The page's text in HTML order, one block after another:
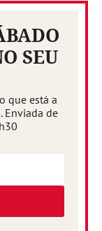
SEU
que está a
Enviada de